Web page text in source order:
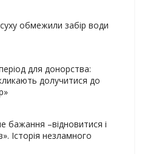
обмежили забір води
для донорства:
долучитися до
бажання –відновитися і
Історія незламного